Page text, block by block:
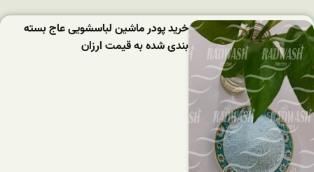
خرید پودر ماشین لباسشویی عاج بسته
بندی شده به قیمت ارزان